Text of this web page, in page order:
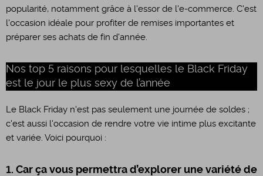
popularité, notamment grâce à l'essor de l'e-commerce. C'est
l'occasion idéale pour profiter de remises importantes et
préparer ses achats de fin d'année.
Nos top 5 raisons pour lesquelles le Black Friday
est le jour le plus sexy de l’année
Le Black Friday n'est pas seulement une journée de soldes ;
c'est aussi l'occasion de rendre votre vie intime plus excitante
et variée. Voici pourquoi :
1. Car ça vous permettra d’explorer une variété de